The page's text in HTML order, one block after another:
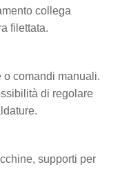
collega
filettata.
comandi manuali.
di regolare
supporti per